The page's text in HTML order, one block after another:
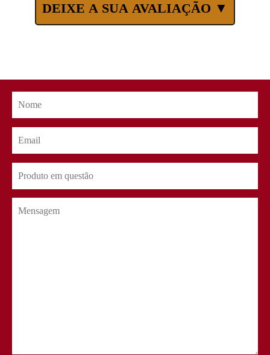
DEIXE A SUA AVALIAÇÃO ▼